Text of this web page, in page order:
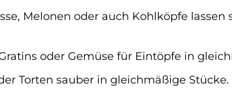
Melonen oder auch Kohlköpfe lassen
oder Gemüse für Eintöpfe in
Torten sauber in gleichmäßige Stücke.